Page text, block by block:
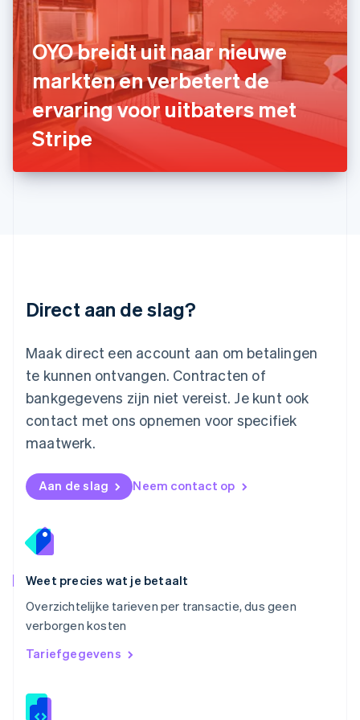
OYO breidt uit naar nieuwe
markten en verbetert de
ervaring voor uitbaters met
Stripe
Direct aan de slag?
Maak direct een account aan om betalingen
te kunnen ontvangen. Contracten of
bankgegevens zijn niet vereist. Je kunt ook
contact met ons opnemen voor specifiek
maatwerk.
Aan de slag Neem contact op
Weet precies wat je betaalt
Overzichtelijke tarieven per transactie, dus geen
verborgen kosten
Tariefgegevens
Italië
Japan
日本語English
Kroatië
EnglishItaliano
Letland
English
Liechtenstein
Deutsch
Litouwen
Mexico
Español English
Nederlands English
Nieuw-Zeeland
English
Noorwegen
English
DeutschEnglish
English
Portugal
Roemenië
English
English简体中文
EnglishItaliano
Slowakije
English
Spanje
Thailand